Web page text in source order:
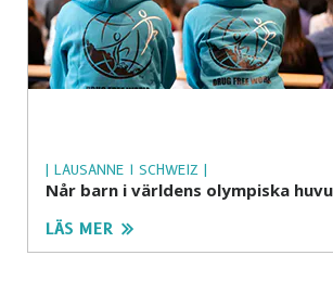
| LAUSANNE I SCHWEIZ |
Når barn i världens olympiska
LÄS MER